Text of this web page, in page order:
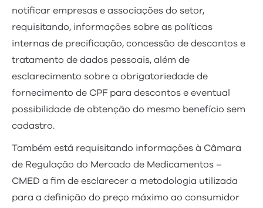
notificar empresas e associações do setor,
requisitando, informações sobre as políticas
internas de precificação, concessão de descontos e
tratamento de dados pessoais, além de
esclarecimento sobre a obrigatoriedade de
fornecimento de CPF para descontos e eventual
possibilidade de obtenção do mesmo benefício sem
cadastro.
Também está requisitando informações à Câmara
de Regulação do Mercado de Medicamentos –
CMED a fim de esclarecer a metodologia utilizada
para a definição do preço máximo ao consumidor